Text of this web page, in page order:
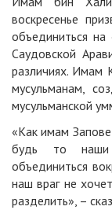
воскресенье
объединиться
Саудовской
различиях. Имам
мусульманам,
мусульманской
«Как имам
будь то наши
объединиться
наш враг не
разделить», –